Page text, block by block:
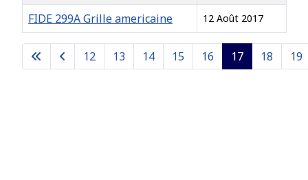
Articles
FIDE 299A Grille americaine 12 Août 2017
Page 17 sur 26
12 13 14 15 16 17 18 19